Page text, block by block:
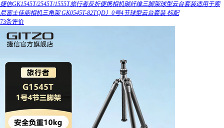
捷信GK1545T/2545T/1555T旅行者反折便携相机碳纤维三脚架球型云台套装适用于索
尼富士佳能相机三角架 GK0545T-82TQD）0号4节球型云台套装 标配
73条评价